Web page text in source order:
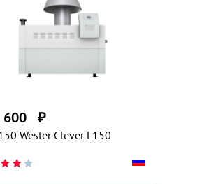
Wester Clever L150
600 ₽